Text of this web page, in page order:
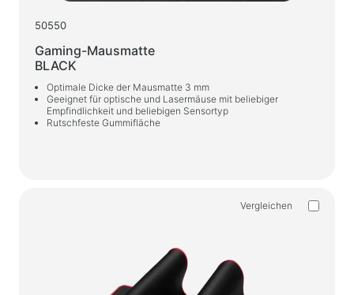
50550
Gaming-Mausmatte
BLACK
Optimale Dicke der Mausmatte 3 mm
Geeignet für optische und Lasermäuse mit beliebiger
Empfindlichkeit und beliebigen Sensortyp
Rutschfeste Gummifläche
Vergleichen